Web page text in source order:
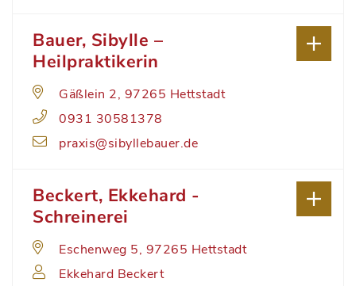
Bauer, Sibylle –
Heilpraktikerin
Gäßlein 2, 97265 Hettstadt
0931 30581378
praxis@sibyllebauer.de
Beckert, Ekkehard -
Schreinerei
Eschenweg 5, 97265 Hettstadt
Ekkehard Beckert